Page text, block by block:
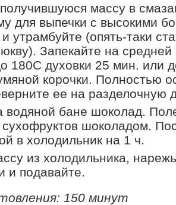
массу в
для выпечки с высокими
утрамбуйте (опять-таки
Запекайте на средней
180С духовки 25 мин. или
корочки. Полностью
ее на разделочную
водяной бане шоколад.
сухофруктов шоколадом.
в холодильник на 1 ч.
из холодильника,
и подавайте.
150 минут